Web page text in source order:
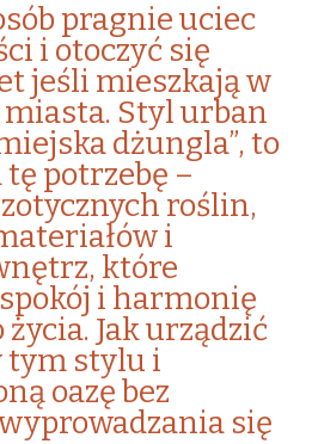
pragnie uciec
i otoczyć się
jeśli mieszkają w
Styl urban
dżungla”, to
potrzebę –
roślin,
i
które
i harmonię
Jak urządzić
tym stylu i
oazę bez
się